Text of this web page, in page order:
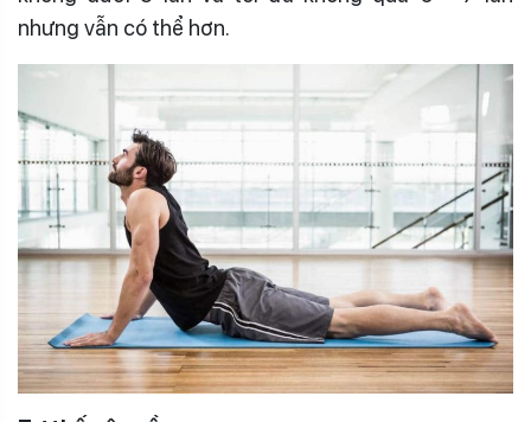
nhưng vẫn có thể hơn.